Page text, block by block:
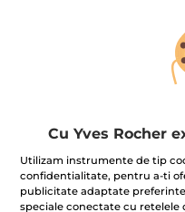
100% extracte din
Cu Yves Rocher
Utilizam instrumente de tip
confidentialitate, pentru a-ti
publicitate adaptate
speciale conectate cu retelele